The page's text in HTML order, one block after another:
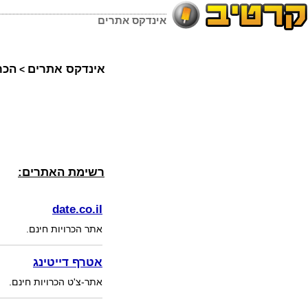
אינדקס אתרים
אינדקס אתרים >
רשימת האתרים:
date.co.il
אתר הכרויות חינם.
אטרף דייטינג
אתר-צ'ט הכרויות חינם.